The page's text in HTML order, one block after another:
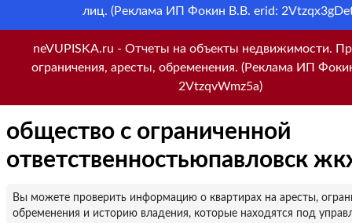
лиц. (Реклама ИП Фокин В.В. erid:
neVUPISKA.ru - Отчеты на объекты недвижимости.
ограничения, аресты, обременения. (Реклама ИП
2VtzqvWmz5a)
общество с ограниченной
ответственностьюпавловск
Вы можете проверить информацию о квартирах на аресты,
обременения и историю владения, которые находятся под